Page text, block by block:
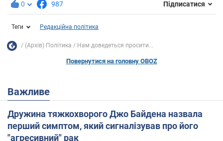
0 987 Підписатися
Теги Редакційна політика
(Архів) Політика Нам доведеться просити...
Повернутися на головну OBOZ
Важливе
Дружина тяжкохворого Джо Байдена назвала
перший симптом, який сигналізував про його
"агресивний" рак